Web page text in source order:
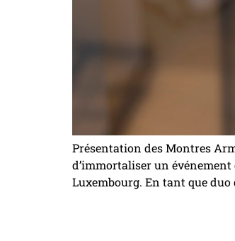
Présentation des Montres
d’immortaliser un
Luxembourg. En tant que duo